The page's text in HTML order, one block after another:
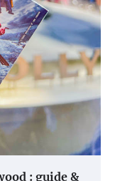
: guide &